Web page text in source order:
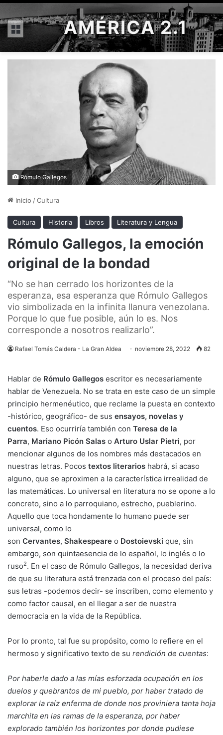
Menú AMÉRICA 2.1
Rómulo Gallegos
Inicio /Cultura
Cultura Historia Libros Literatura y Lengua
Rómulo Gallegos, la emoción
original de la bondad
“No se han cerrado los horizontes de la
esperanza, esa esperanza que Rómulo Gallegos
vio simbolizada en la infinita llanura venezolana.
Porque lo que fue posible, aún lo es. Nos
corresponde a nosotros realizarlo”.
Rafael Tomás Caldera - La Gran Aldea noviembre 28, 2022 82
Hablar de Rómulo Gallegos escritor es necesariamente
hablar de Venezuela. No se trata en este caso de un simple
principio hermenéutico, que reclame la puesta en contexto
-histórico, geográfico- de sus ensayos, novelas y
cuentos. Eso ocurriría también con Teresa de la
Parra, Mariano Picón Salas o Arturo Uslar Pietri, por
mencionar algunos de los nombres más destacados en
nuestras letras. Pocos textos literarios habrá, si acaso
alguno, que se aproximen a la característica irrealidad de
las matemáticas. Lo universal en literatura no se opone a lo
concreto, sino a lo parroquiano, estrecho, pueblerino.
Aquello que toca hondamente lo humano puede ser
universal, como lo
son Cervantes, Shakespeare o Dostoievski que, sin
embargo, son quintaesencia de lo español, lo inglés o lo
ruso2. En el caso de Rómulo Gallegos, la necesidad deriva
de que su literatura está trenzada con el proceso del país:
sus letras -podemos decir- se inscriben, como elemento y
como factor causal, en el llegar a ser de nuestra
democracia en la vida de la República.
Por lo pronto, tal fue su propósito, como lo refiere en el
hermoso y significativo texto de su rendición de cuentas:
Por haberle dado a las mías esforzada ocupación en los
duelos y quebrantos de mi pueblo, por haber tratado de
explorar la raíz enferma de donde nos proviniera tanta hoja
marchita en las ramas de la esperanza, por haber
explorado también los horizontes por donde pudiese